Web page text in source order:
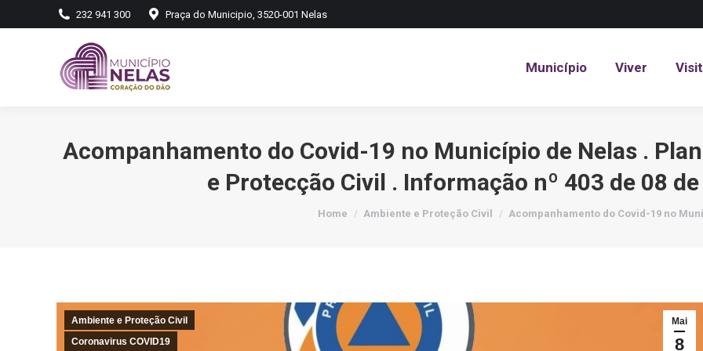
232 941 300 Praça do Municipio, 3520-001 Nelas
Município Viver
Acompanhamento do Covid-19 no Município de Nelas .
e Protecção Civil . Informação nº 403 de 08
You are here:
Home Ambiente e Proteção Civil Acompanhamento do Covid-19 no
Mai
8
Ambiente e Proteção Civil
Coronavirus COVID19
Município Viver